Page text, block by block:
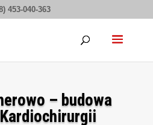
453-040-363
– budowa